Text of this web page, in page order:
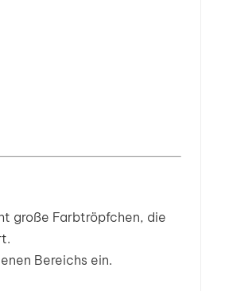
große Farbtröpfchen, die
Bereichs ein.